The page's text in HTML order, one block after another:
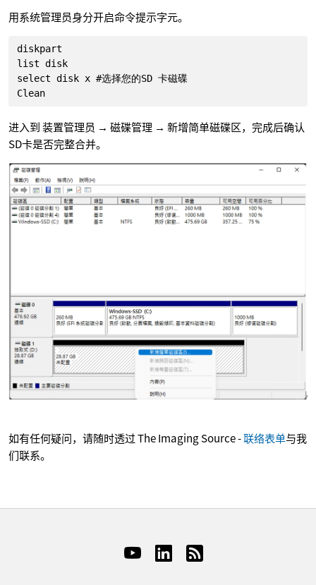
用系统管理员身分开启命令提示字元。
diskpart
list disk
select disk x #选择您的SD 卡磁碟
Clean
进入到 装置管理员 → 磁碟管理 → 新增简单磁碟区，完成后确认
SD卡是否完整合并。
如有任何疑问，请随时透过 The Imaging Source -联络表单与我
们联系。